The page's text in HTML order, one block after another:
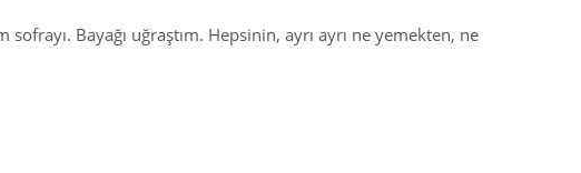
Bayağı uğraştım. Hepsinin, ayrı ayrı ne yemekten, ne